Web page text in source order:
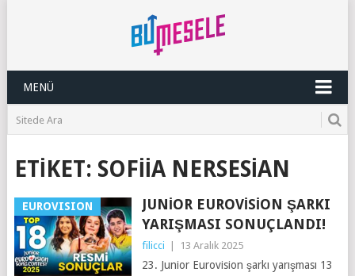
MENÜ
ETIKET: SOFIIA NERSESIAN
EUROVISION
JUNIOR EUROVISION ŞARKI
YARIŞMASI SONUÇLANDI!
filicci 13 Aralık 2025
23. Junior Eurovision şarkı yarışması 13